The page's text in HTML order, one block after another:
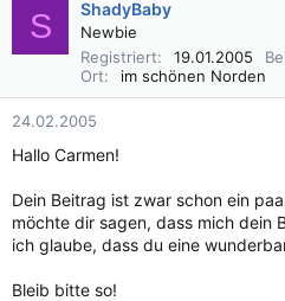
S ShadyBaby
Newbie
Registriert
19.01.2005
Ort
im schönen Norden
24.02.2005
Hallo Carmen!
Dein Beitrag ist zwar schon ein
möchte dir sagen, dass mich dein
ich glaube, dass du eine
Bleib bitte so!